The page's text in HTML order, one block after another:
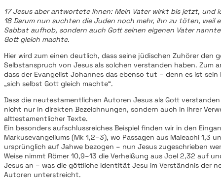
17 Jesus aber antwortete ihnen: Mein Vater wirkt bis jetzt, und
18 Darum nun suchten die Juden noch mehr, ihn zu töten, weil
Sabbat aufhob, sondern auch Gott seinen eigenen Vater
Gott gleich machte.
Hier wird zum einen deutlich, dass seine jüdischen Zuhörer den
Selbstanspruch von Jesus als solchen verstanden haben. Zum
dass der Evangelist Johannes das ebenso tut – denn es ist sein
„sich selbst Gott gleich machte“.
Dass die neutestamentlichen Autoren Jesus als Gott
nicht nur in direkten Bezeichnungen, sondern auch in ihrer
alttestamentlicher Texte.
Ein besonders aufschlussreiches Beispiel finden wir in den
Markusevangeliums (Mk 1,2–3), wo Passagen aus Maleachi 1,3
ursprünglich auf Jahwe bezogen – nun Jesus zugeschrieben
Weise nimmt Römer 10,9–13 die Verheißung aus Joel 2,32 auf
Jesus an – was die göttliche Identität Jesu im Verständnis der
Autoren unterstreicht.